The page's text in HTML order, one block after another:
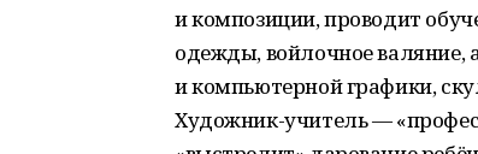
и композиции, проводит
одежды, войлочное валяние,
и компьютерной графики,
Художник-учитель —